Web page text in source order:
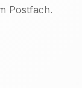
Postfach.